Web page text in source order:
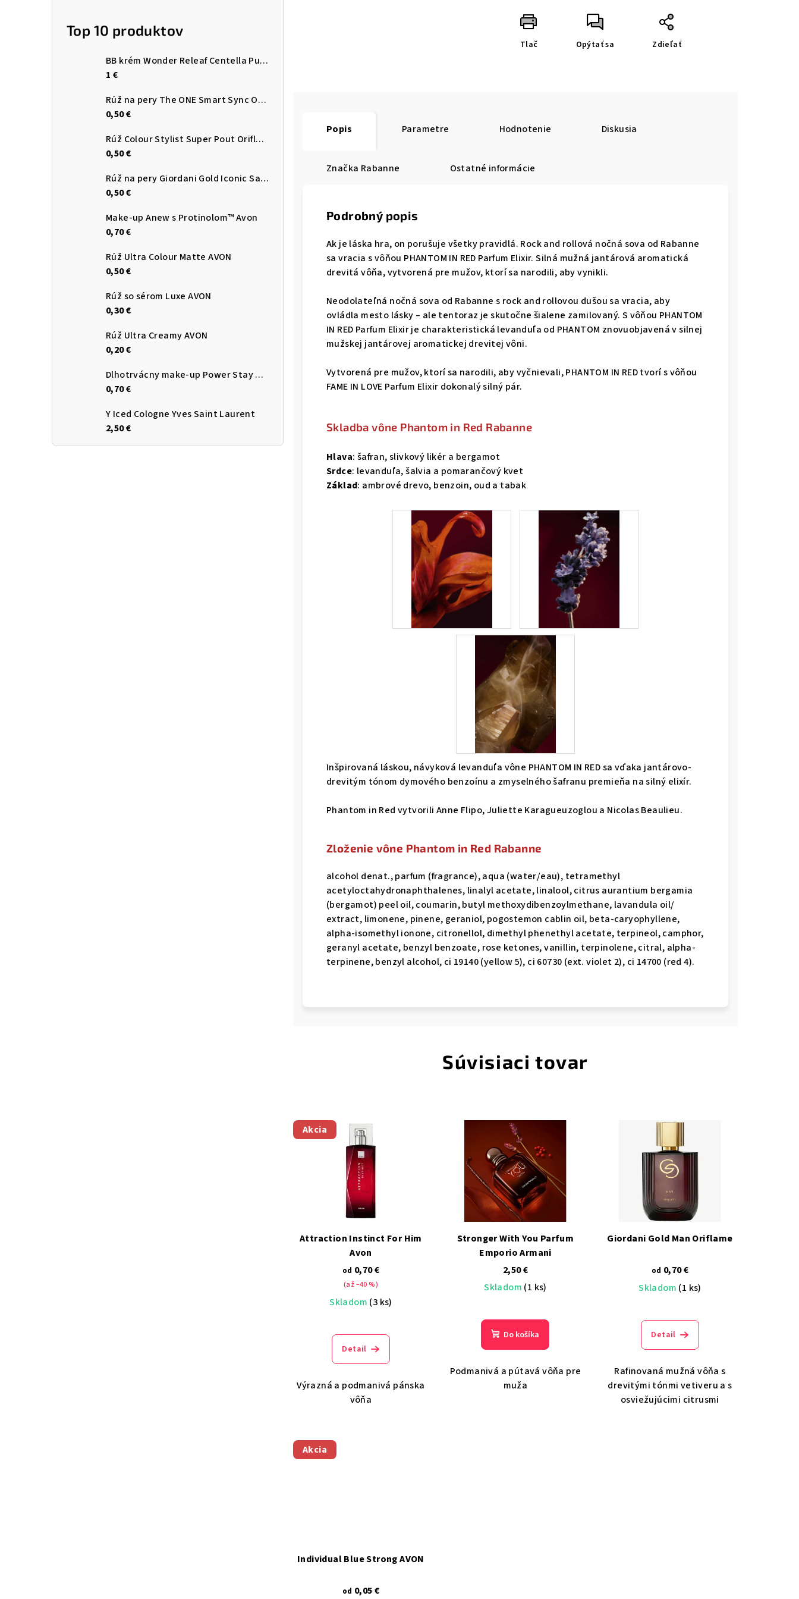
Top 10 produktov
BB krém Wonder Releaf Centella Purito Seoul
1 €
Rúž na pery The ONE Smart Sync Oriflame
0,50 €
Rúž Colour Stylist Super Pout Oriflame
0,50 €
Rúž na pery Giordani Gold Iconic Satin SPF15 Oriflame
0,50 €
Make-up Anew s Protinolom™ Avon
0,70 €
Rúž Ultra Colour Matte AVON
0,50 €
Rúž so sérom Luxe AVON
0,30 €
Rúž Ultra Creamy AVON
0,20 €
Dlhotrvácny make-up Power Stay AVON
0,70 €
Y Iced Cologne Yves Saint Laurent
2,50 €
Tlač Opýtať sa Zdieľať
Popis Parametre Hodnotenie Diskusia
Značka Rabanne Ostatné informácie
Podrobný popis
Ak je láska hra, on porušuje všetky pravidlá. Rock and rollová nočná sova od Rabanne
sa vracia s vôňou PHANTOM IN RED Parfum Elixir. Silná mužná jantárová aromatická
drevitá vôňa, vytvorená pre mužov, ktorí sa narodili, aby vynikli.
Neodolateľná nočná sova od Rabanne s rock and rollovou dušou sa vracia, aby
ovládla mesto lásky – ale tentoraz je skutočne šialene zamilovaný. S vôňou PHANTOM
IN RED Parfum Elixir je charakteristická levanduľa od PHANTOM znovuobjavená v silnej
mužskej jantárovej aromatickej drevitej vôni.
Vytvorená pre mužov, ktorí sa narodili, aby vyčnievali, PHANTOM IN RED tvorí s vôňou
FAME IN LOVE Parfum Elixir dokonalý silný pár.
Skladba vône Phantom in Red Rabanne
Hlava: šafran, slivkový likér a bergamot
Srdce: levanduľa, šalvia a pomarančový kvet
Základ: ambrové drevo, benzoin, oud a tabak
Inšpirovaná láskou, návyková levanduľa vône PHANTOM IN RED sa vďaka jantárovo-
drevitým tónom dymového benzoínu a zmyselného šafranu premieňa na silný elixír.
Phantom in Red vytvorili Anne Flipo, Juliette Karagueuzoglou a Nicolas Beaulieu.
Zloženie vône Phantom in Red Rabanne
alcohol denat., parfum (fragrance), aqua (water/eau), tetramethyl
acetyloctahydronaphthalenes, linalyl acetate, linalool, citrus aurantium bergamia
(bergamot) peel oil, coumarin, butyl methoxydibenzoylmethane, lavandula oil/
extract, limonene, pinene, geraniol, pogostemon cablin oil, beta-caryophyllene,
alpha-isomethyl ionone, citronellol, dimethyl phenethyl acetate, terpineol, camphor,
geranyl acetate, benzyl benzoate, rose ketones, vanillin, terpinolene, citral, alpha-
terpinene, benzyl alcohol, ci 19140 (yellow 5), ci 60730 (ext. violet 2), ci 14700 (red 4).
Súvisiaci tovar
Akcia
Attraction Instinct For Him
Avon
od 0,70 €
(až –40 %)
Skladom (3 ks)
Detail
Výrazná a podmanivá pánska
vôňa
Stronger With You Parfum
Emporio Armani
2,50 €
Skladom (1 ks)
Do košíka
Podmanivá a pútavá vôňa pre
muža
Giordani Gold Man Oriflame
od 0,70 €
Skladom (1 ks)
Detail
Rafinovaná mužná vôňa s
drevitými tónmi vetiveru a s
osviežujúcimi citrusmi
Akcia
Individual Blue Strong AVON
od 0,05 €